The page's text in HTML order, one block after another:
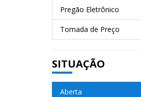
Pregão Eletrônico
Tomada de Preço
SITUAÇÃO
Aberta